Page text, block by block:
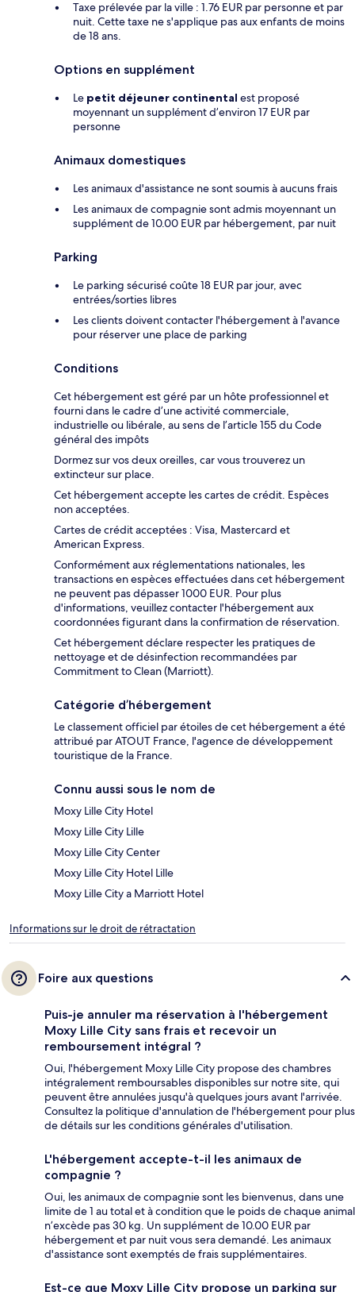
Taxe prélevée par la ville : 1.76 EUR par personne et par
nuit. Cette taxe ne s'applique pas aux enfants de moins
de 18 ans.
Options en supplément
Le petit déjeuner continental est proposé
moyennant un supplément d’environ 17 EUR par
personne
Animaux domestiques
Les animaux d'assistance ne sont soumis à aucuns frais
Les animaux de compagnie sont admis moyennant un
supplément de 10.00 EUR par hébergement, par nuit
Parking
Le parking sécurisé coûte 18 EUR par jour, avec
entrées/sorties libres
Les clients doivent contacter l'hébergement à l'avance
pour réserver une place de parking
Conditions
Cet hébergement est géré par un hôte professionnel et
fourni dans le cadre d’une activité commerciale,
industrielle ou libérale, au sens de l’article 155 du Code
général des impôts
Dormez sur vos deux oreilles, car vous trouverez un
extincteur sur place.
Cet hébergement accepte les cartes de crédit. Espèces
non acceptées.
Cartes de crédit acceptées : Visa, Mastercard et
American Express.
Conformément aux réglementations nationales, les
transactions en espèces effectuées dans cet hébergement
ne peuvent pas dépasser 1000 EUR. Pour plus
d'informations, veuillez contacter l'hébergement aux
coordonnées figurant dans la confirmation de réservation.
Cet hébergement déclare respecter les pratiques de
nettoyage et de désinfection recommandées par
Commitment to Clean (Marriott).
Catégorie d’hébergement
Le classement officiel par étoiles de cet hébergement a été
attribué par ATOUT France, l'agence de développement
touristique de la France.
Connu aussi sous le nom de
Moxy Lille City Hotel
Moxy Lille City Lille
Moxy Lille City Center
Moxy Lille City Hotel Lille
Moxy Lille City a Marriott Hotel
Informations sur le droit de rétractation
Foire aux questions
Puis-je annuler ma réservation à l'hébergement
Moxy Lille City sans frais et recevoir un
remboursement intégral ?
Oui, l'hébergement Moxy Lille City propose des chambres
intégralement remboursables disponibles sur notre site, qui
peuvent être annulées jusqu'à quelques jours avant l'arrivée.
Consultez la politique d'annulation de l'hébergement pour plus
de détails sur les conditions générales d'utilisation.
L'hébergement accepte-t-il les animaux de
compagnie ?
Oui, les animaux de compagnie sont les bienvenus, dans une
limite de 1 au total et à condition que le poids de chaque animal
n’excède pas 30 kg. Un supplément de 10.00 EUR par
hébergement et par nuit vous sera demandé. Les animaux
d'assistance sont exemptés de frais supplémentaires.
Est-ce que Moxy Lille City propose un parking sur